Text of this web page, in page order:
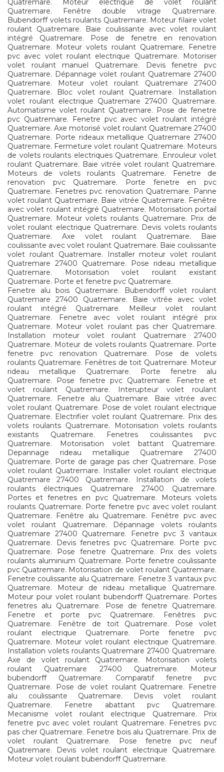
Quatremare. Moteur electrique de volet roulant
Quatremare. Fenêtre double vitrage Quatremare.
Bubendorff volets roulants Quatremare. Moteur filaire volet
roulant Quatremare. Baie coulissante avec volet roulant
intégré Quatremare. Pose de fenetre en renovation
Quatremare. Moteur volets roulant Quatremare. Fenetre
pvc avec volet roulant electrique Quatremare. Motoriser
volet roulant manuel Quatremare. Devis fenetre pvc
Quatremare. Dépannage volet roulant Quatremare 27400
Quatremare. Moteur volet roulant Quatremare 27400
Quatremare. Bloc volet roulant Quatremare. Installation
volet roulant electrique Quatremare 27400 Quatremare.
Automatisme volet roulant Quatremare. Pose de fenetre
pvc Quatremare. Fenetre pvc avec volet roulant intégré
Quatremare. Axe motorisé volet roulant Quatremare 27400
Quatremare. Porte rideaux metallique Quatremare 27400
Quatremare. Fermeture volet roulant Quatremare. Moteurs
de volets roulants electriques Quatremare. Enrouleur volet
roulant Quatremare. Baie vitrée volet roulant Quatremare.
Moteurs de volets roulants Quatremare. Fenetre de
renovation pvc Quatremare. Porte fenetre en pvc
Quatremare. Fenetres pvc renovation Quatremare. Panne
volet roulant Quatremare. Baie vitrée Quatremare. Fenêtre
avec volet roulant intégré Quatremare. Motorisation portail
Quatremare. Moteur volets roulants Quatremare. Prix de
volet roulant electrique Quatremare. Devis volets roulants
Quatremare. Axe volet roulant Quatremare. Baie
coulissante avec volet roulant Quatremare. Baie coulissante
volet roulant Quatremare. Installer moteur volet roulant
Quatremare 27400 Quatremare. Pose rideau metallique
Quatremare. Motorisation volet roulant existant
Quatremare. Porte et fenetre pvc Quatremare.
Fenetre alu bois Quatremare. Bubendorff volet roulant
Quatremare 27400 Quatremare. Baie vitrée avec volet
roulant intégré Quatremare. Meilleur volet roulant
Quatremare. Fenetre avec volet roulant intégré prix
Quatremare. Moteur volet roulant pas cher Quatremare.
Installation moteur volet roulant Quatremare 27400
Quatremare. Moteur de volets roulants Quatremare. Porte
fenetre pvc renovation Quatremare. Pose de volets
roulants Quatremare. Fenêtres de toit Quatremare. Moteur
rideau metallique Quatremare. Porte fenetre alu
Quatremare. Pose fenetre pvc Quatremare. Fenetre et
volet roulant Quatremare. Interupteur volet roulant
Quatremare. Fenetre alu Quatremare. Baie vitrée avec
volet roulant Quatremare. Pose de volet roulant electrique
Quatremare. Electrifier volet roulant Quatremare. Prix des
volets roulants Quatremare. Motorisation volets roulants
existants Quatremare. Fenetres coulissantes pvc
Quatremare. Motorisation volet battant Quatremare.
Depannage rideau metallique Quatremare 27400
Quatremare. Porte de garage pas cher Quatremare. Pose
volet roulant Quatremare. Installer volet roulant electrique
Quatremare 27400 Quatremare. Installation de volets
roulants électriques Quatremare 27400 Quatremare.
Portes et fenetres en pvc Quatremare. Moteurs volets
roulants Quatremare. Porte fenetre pvc avec volet roulant
Quatremare. Fenêtre alu Quatremare. Fenêtre pvc avec
volet roulant Quatremare. Dépannage volets roulants
Quatremare 27400 Quatremare. Fenetre pvc 3 vantaux
Quatremare. Devis fenetres pvc Quatremare. Porte pvc
Quatremare. Pose fenetre Quatremare. Prix des volets
roulants aluminium Quatremare. Porte fenetre coulissante
pvc Quatremare. Motorisation de volet roulant Quatremare.
Fenetre coulissante alu Quatremare. Fenetre 3 vantaux pvc
Quatremare. Moteur de rideau metallique Quatremare.
Moteur pour volet roulant bubendorff Quatremare. Portes
fenetres alu Quatremare. Pose de fenetre Quatremare.
Fenetre et porte pvc Quatremare. Fenêtres pvc
Quatremare. Fenêtre de toit Quatremare. Pose volet
roulant electrique Quatremare. Porte fenetre pvc
Quatremare. Moteur volet roulant electrique Quatremare.
Installation volets roulants Quatremare 27400 Quatremare.
Axe de volet roulant Quatremare. Motorisation volets
roulant Quatremare 27400 Quatremare. Moteur
bubendorff Quatremare. Comparatif fenetre pvc
Quatremare. Pose de volet roulant Quatremare. Fenetre
alu coulissante Quatremare. Devis volet roulant
Quatremare. Fenetre abattant pvc Quatremare.
Mecanisme volet roulant electrique Quatremare. Prix
fenetre pvc avec volet roulant Quatremare. Fenetres pvc
pas cher Quatremare. Fenetre bois alu Quatremare. Prix de
volet roulant Quatremare. Pose fenetre pvc neuf
Quatremare. Devis volet roulant electrique Quatremare.
Moteur volet roulant bubendorff Quatremare.